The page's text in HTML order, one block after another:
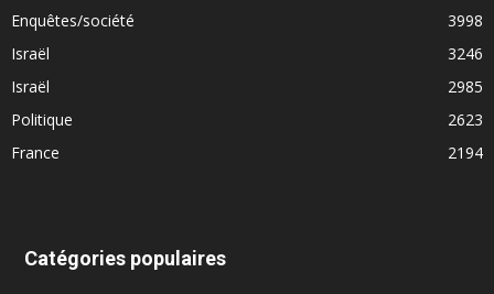
Enquêtes/société
3998
Israël
3246
Israël
2985
Politique
2623
France
2194
Catégories populaires